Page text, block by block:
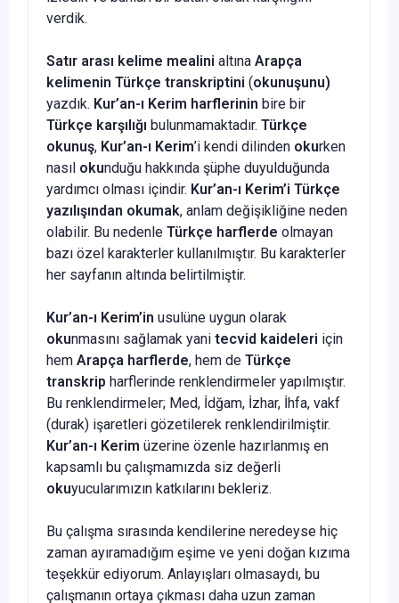
verdik.
Satır arası kelime mealini altına Arapça
kelimenin Türkçe transkriptini (okunuşunu)
yazdık. Kur’an-ı Kerim harflerinin bire bir
Türkçe karşılığı bulunmamaktadır. Türkçe
okunuş, Kur’an-ı Kerim’i kendi dilinden okurken
nasıl okunduğu hakkında şüphe duyulduğunda
yardımcı olması içindir. Kur’an-ı Kerim’i Türkçe
yazılışından okumak, anlam değişikliğine neden
olabilir. Bu nedenle Türkçe harflerde olmayan
bazı özel karakterler kullanılmıştır. Bu karakterler
her sayfanın altında belirtilmiştir.
Kur’an-ı Kerim’in usulüne uygun olarak
okunmasını sağlamak yani tecvid kaideleri için
hem Arapça harflerde, hem de Türkçe
transkrip harflerinde renklendirmeler yapılmıştır.
Bu renklendirmeler; Med, İdğam, İzhar, İhfa, vakf
(durak) işaretleri gözetilerek renklendirilmiştir.
Kur’an-ı Kerim üzerine özenle hazırlanmış en
kapsamlı bu çalışmamızda siz değerli
okuyucularımızın katkılarını bekleriz.
Bu çalışma sırasında kendilerine neredeyse hiç
zaman ayıramadığım eşime ve yeni doğan kızıma
teşekkür ediyorum. Anlayışları olmasaydı, bu
çalışmanın ortaya çıkması daha uzun zaman